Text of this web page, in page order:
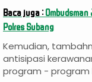
Baca juga :
Polres Subang
Kemudian,
antisipasi
program - program